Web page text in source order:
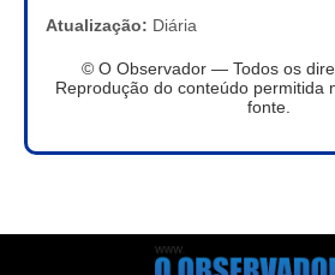
Atualização: Diária
© O Observador — Todos os
Reprodução do conteúdo permitida
fonte.